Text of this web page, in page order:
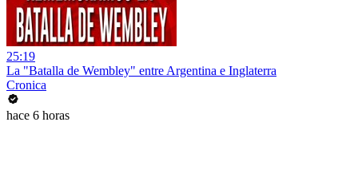
25:19
La "Batalla de Wembley" entre Argentina e Inglaterra
Cronica
hace 6 horas